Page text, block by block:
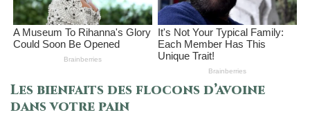
Les bienfaits des flocons d’avoine
dans votre pain